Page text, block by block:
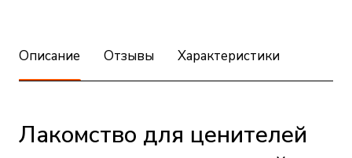
Описание Отзывы Характеристики
Лакомство для ценителей